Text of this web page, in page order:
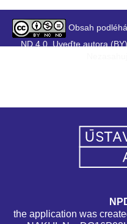
Obsah
ND 4.0. Uveďte autora
the application was